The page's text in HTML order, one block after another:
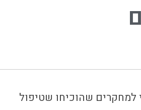
למחקרים שהוכיחו שטיפול